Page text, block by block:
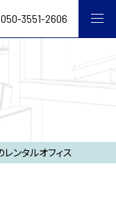
050-3551-2606
ンタルオフィス